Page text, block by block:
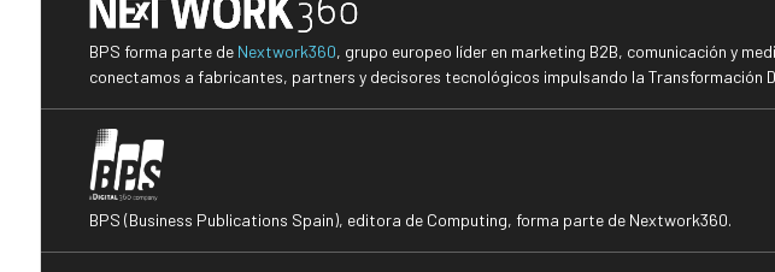
BPS forma parte de Nextwork360, grupo europeo líder en marketing B2B, comunicación y
conectamos a fabricantes, partners y decisores tecnológicos impulsando la Transformación
BPS (Business Publications Spain), editora de Computing, forma parte de Nextwork360.